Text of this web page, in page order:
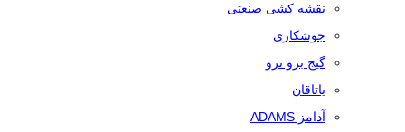
نقشه کشی صنعتی
جوشکاری
گیج برو نرو
یاتاقان
آدامز ADAMS